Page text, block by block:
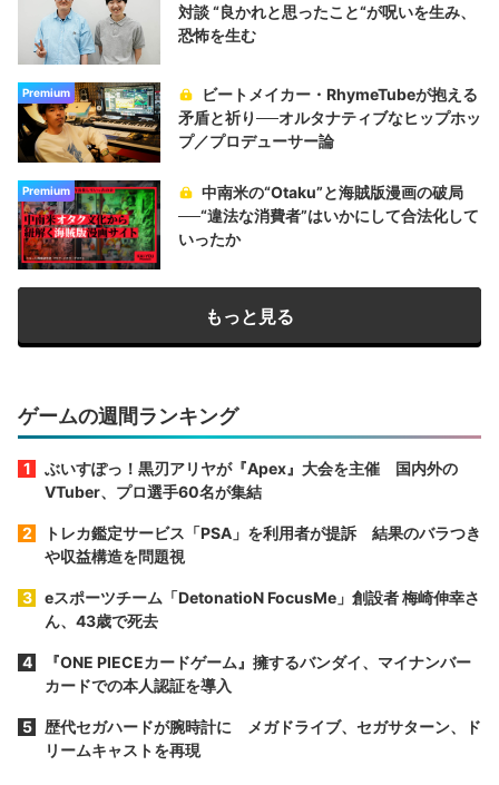
対談 “良かれと思ったこと“が呪いを生み、
恐怖を生む
Premium
ビートメイカー・RhymeTubeが抱える
矛盾と祈り──オルタナティブなヒップホッ
プ／プロデューサー論
Premium
中南米の“Otaku”と海賊版漫画の破局
──“違法な消費者”はいかにして合法化して
いったか
もっと見る
ゲームの週間ランキング
ぶいすぽっ！黒刃アリヤが『Apex』大会を主催 国内外の
VTuber、プロ選手60名が集結
トレカ鑑定サービス「PSA」を利用者が提訴 結果のバラつき
や収益構造を問題視
eスポーツチーム「DetonatioN FocusMe」創設者 梅崎伸幸さ
ん、43歳で死去
『ONE PIECEカードゲーム』擁するバンダイ、マイナンバー
カードでの本人認証を導入
歴代セガハードが腕時計に メガドライブ、セガサターン、ド
リームキャストを再現